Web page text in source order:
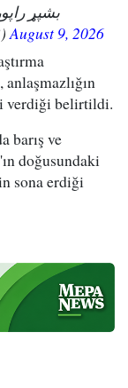
بشپړ
August 9, 2026
anlaşmazlığın
verdiği belirtildi.
barış ve
doğusundaki
sona erdiği